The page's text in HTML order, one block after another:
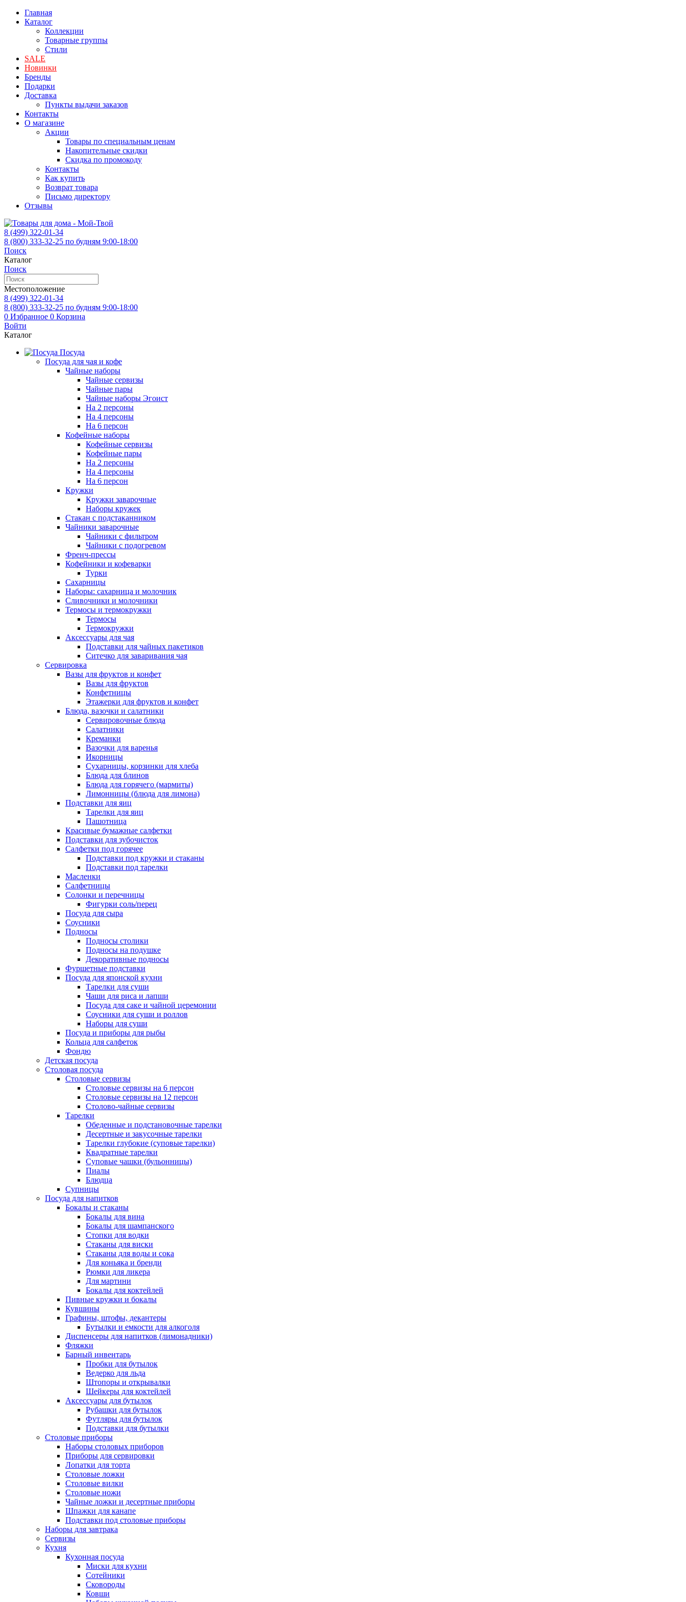
Главная
Каталог
Коллекции
Товарные группы
Стили
SALE
Новинки
Бренды
Подарки
Доставка
Пункты выдачи заказов
Контакты
О магазине
Акции
Товары по специальным ценам
Накопительные скидки
Скидка по промокоду
Контакты
Как купить
Возврат товара
Письмо директору
Отзывы
8 (499) 322-01-34
8 (800) 333-32-25 по будням 9:00-18:00
Поиск
Каталог
Поиск
Местоположение
8 (499) 322-01-34
8 (800) 333-32-25 по будням 9:00-18:00
0 Избранное 0 Корзина
Войти
Каталог
Посуда
Посуда для чая и кофе
Чайные наборы
Чайные сервизы
Чайные пары
Чайные наборы Эгоист
На 2 персоны
На 4 персоны
На 6 персон
Кофейные наборы
Кофейные сервизы
Кофейные пары
На 2 персоны
На 4 персоны
На 6 персон
Кружки
Кружки заварочные
Наборы кружек
Стакан с подстаканником
Чайники заварочные
Чайники с фильтром
Чайники с подогревом
Френч-прессы
Кофейники и кофеварки
Турки
Сахарницы
Наборы: сахарница и молочник
Сливочники и молочники
Термосы и термокружки
Термосы
Термокружки
Аксессуары для чая
Подставки для чайных пакетиков
Ситечко для заваривания чая
Сервировка
Вазы для фруктов и конфет
Вазы для фруктов
Конфетницы
Этажерки для фруктов и конфет
Блюда, вазочки и салатники
Сервировочные блюда
Салатники
Креманки
Вазочки для варенья
Икорницы
Сухарницы, корзинки для хлеба
Блюда для блинов
Блюда для горячего (мармиты)
Лимонницы (блюда для лимона)
Подставки для яиц
Тарелки для яиц
Пашотница
Красивые бумажные салфетки
Подставки для зубочисток
Салфетки под горячее
Подставки под кружки и стаканы
Подставки под тарелки
Масленки
Салфетницы
Солонки и перечницы
Фигурки соль/перец
Посуда для сыра
Соусники
Подносы
Подносы столики
Подносы на подушке
Декоративные подносы
Фуршетные подставки
Посуда для японской кухни
Тарелки для суши
Чаши для риса и лапши
Посуда для саке и чайной церемонии
Соусники для суши и роллов
Наборы для суши
Посуда и приборы для рыбы
Кольца для салфеток
Фондю
Детская посуда
Столовая посуда
Столовые сервизы
Столовые сервизы на 6 персон
Столовые сервизы на 12 персон
Столово-чайные сервизы
Тарелки
Обеденные и подстановочные тарелки
Десертные и закусочные тарелки
Тарелки глубокие (суповые тарелки)
Квадратные тарелки
Суповые чашки (бульонницы)
Пиалы
Блюдца
Супницы
Посуда для напитков
Бокалы и стаканы
Бокалы для вина
Бокалы для шампанского
Стопки для водки
Стаканы для виски
Стаканы для воды и сока
Для коньяка и бренди
Рюмки для ликера
Для мартини
Бокалы для коктейлей
Пивные кружки и бокалы
Кувшины
Графины, штофы, декантеры
Бутылки и емкости для алкоголя
Диспенсеры для напитков (лимонадники)
Фляжки
Барный инвентарь
Пробки для бутылок
Ведерко для льда
Штопоры и открывалки
Шейкеры для коктейлей
Аксессуары для бутылок
Рубашки для бутылок
Футляры для бутылок
Подставки для бутылки
Столовые приборы
Наборы столовых приборов
Приборы для сервировки
Лопатки для торта
Столовые ложки
Столовые вилки
Столовые ножи
Чайные ложки и десертные приборы
Шпажки для канапе
Подставки под столовые приборы
Наборы для завтрака
Сервизы
Кухня
Кухонная посуда
Миски для кухни
Сотейники
Сковороды
Ковши